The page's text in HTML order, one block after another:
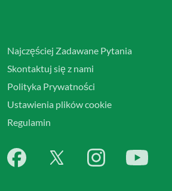
Najczęściej Zadawane Pytania
Skontaktuj się z nami
Polityka Prywatności
Ustawienia plików cookie
Regulamin